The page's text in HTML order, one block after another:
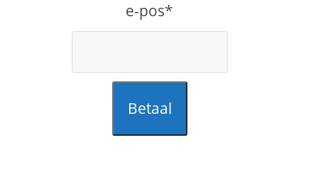
e-pos*
Betaal